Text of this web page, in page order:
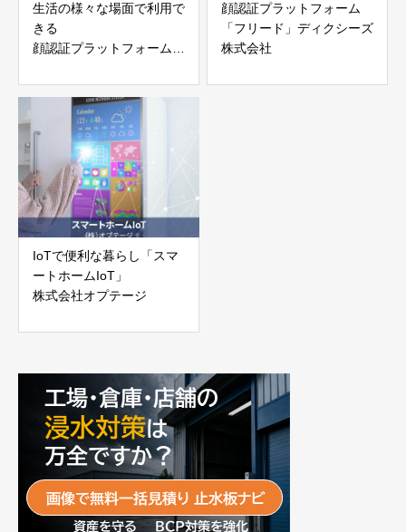
生活の様々な場面で利用で
きる
顔認証プラットフォーム
ディクシーズ株式会社
顔認証プラットフォーム
「フリード」ディクシーズ
株式会社
IoTで便利な暮らし「スマ
ートホームIoT」
株式会社オプテージ